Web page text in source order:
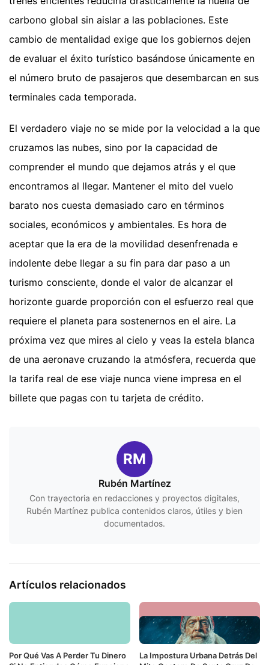
carbono global sin aislar a las poblaciones. Este
cambio de mentalidad exige que los gobiernos dejen
de evaluar el éxito turístico basándose únicamente en
el número bruto de pasajeros que desembarcan en sus
terminales cada temporada.
El verdadero viaje no se mide por la velocidad a la que
cruzamos las nubes, sino por la capacidad de
comprender el mundo que dejamos atrás y el que
encontramos al llegar. Mantener el mito del vuelo
barato nos cuesta demasiado caro en términos
sociales, económicos y ambientales. Es hora de
aceptar que la era de la movilidad desenfrenada e
indolente debe llegar a su fin para dar paso a un
turismo consciente, donde el valor de alcanzar el
horizonte guarde proporción con el esfuerzo real que
requiere el planeta para sostenernos en el aire. La
próxima vez que mires al cielo y veas la estela blanca
de una aeronave cruzando la atmósfera, recuerda que
la tarifa real de ese viaje nunca viene impresa en el
billete que pagas con tu tarjeta de crédito.
RM
Rubén Martínez
Con trayectoria en redacciones y proyectos digitales,
Rubén Martínez publica contenidos claros, útiles y bien
documentados.
Artículos relacionados
Por Qué Vas A Perder Tu Dinero
La Impostura Urbana Detrás Del